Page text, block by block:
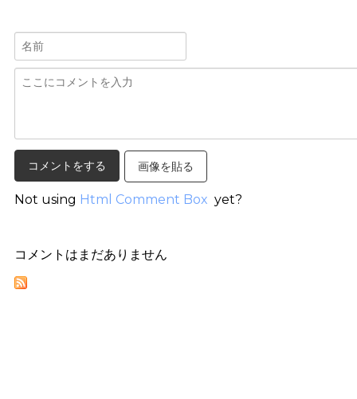
画像を貼る
Not using Html Comment Box yet?
コメントはまだありません